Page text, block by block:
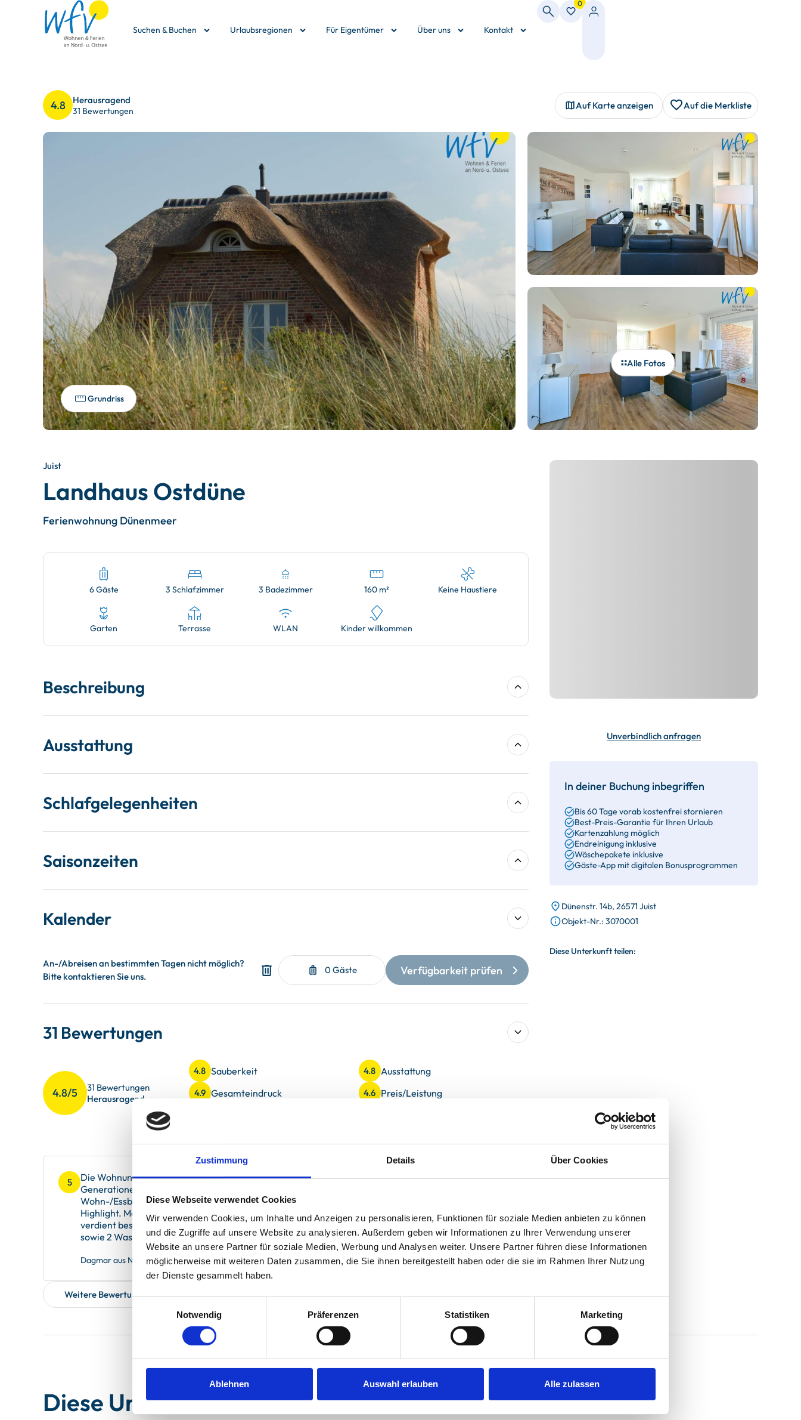
Zustimmung Details Über Cookies
Diese Webseite verwendet Cookies
Wir verwenden Cookies, um Inhalte und Anzeigen zu personalisieren, Funktionen für soziale Medien anbieten zu können
und die Zugriffe auf unsere Website zu analysieren. Außerdem geben wir Informationen zu Ihrer Verwendung unserer
Website an unsere Partner für soziale Medien, Werbung und Analysen weiter. Unsere Partner führen diese Informationen
möglicherweise mit weiteren Daten zusammen, die Sie ihnen bereitgestellt haben oder die sie im Rahmen Ihrer Nutzung
der Dienste gesammelt haben.
Notwendig
Präferenzen Statistiken Marketing
Ablehnen Auswahl erlauben Alle zulassen
Suchen & Buchen Urlaubsregionen Für Eigentümer Über uns Kontakt
0
4.8 Herausragend
31 Bewertungen Auf Karte anzeigen Auf die Merkliste
Grundriss
Alle Fotos
Juist
Landhaus Ostdüne
Ferienwohnung Dünenmeer
6 Gäste 3 Schlafzimmer 3 Badezimmer 160 m² Keine Haustiere
Garten Terrasse WLAN Kinder willkommen
Beschreibung
Ausstattung
Schlafgelegenheiten
Saisonzeiten
Kalender
31 Bewertungen
4.8/5
31 Bewertungen
Herausragend
4.8 Sauberkeit 4.8 Ausstattung
4.9 Gesamteindruck 4.6 Preis/Leistung
5
Die Wohnung Dünenmeer im Landhaus Ostdüne eignet sich perfekt für den Urlaub mit mehreren
Generationen. 6 Personen können sich hier frei bewegen, jeder findet seinen Rückzugsort. Der offene
Wohn-/Essbereich mit dem freien Blick in den Garten mit der Dünenlandschaft im Hintergrund ist das
Highlight. Morgens wurden wir bereits von den Fasanen und Rehen begrüßt. Das Bad im Dachgeschoss
verdient besondere Erwähnung: ein Wellnesstempel mit großer Badewanne und großzügiger Dusche
sowie 2 Waschbecken lässt keine Wünsche offen.
Dagmar aus Nienhagen, verreist im April 2026
Weitere Bewertungen zeigen
Unverbindlich anfragen
In deiner Buchung inbegriffen
Bis 60 Tage vorab kostenfrei stornieren
Best-Preis-Garantie für Ihren Urlaub
Kartenzahlung möglich
Endreinigung inklusive
Wäschepakete inklusive
Gäste-App mit digitalen Bonusprogrammen
Dünenstr. 14b, 26571 Juist
Objekt-Nr.: 3070001
Diese Unterkunft teilen:
Diese Unterkünfte werden